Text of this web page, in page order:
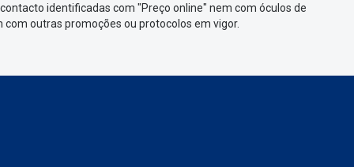
num ponto
com
identificadas com "Preço online" nem com óculos de
outras promoções ou protocolos em vigor.